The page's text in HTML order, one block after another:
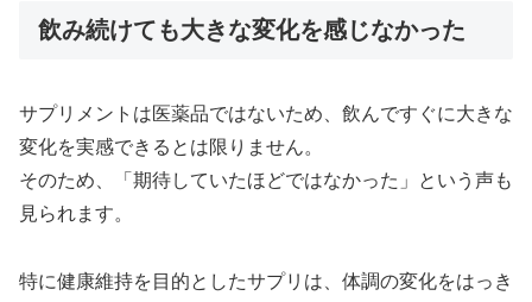
飲み続けても大きな変化を感じなかった
サプリメントは医薬品ではないため、飲んですぐに大きな
変化を実感できるとは限りません。
そのため、「期待していたほどではなかった」という声も
見られます。
特に健康維持を目的としたサプリは、体調の変化をはっき